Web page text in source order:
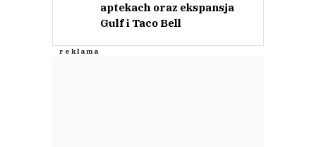
aptekach oraz ekspansja
Gulf i Taco Bell